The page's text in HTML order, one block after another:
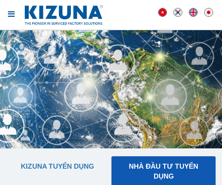
KIZUNA TUYỂN DỤNG
NHÀ ĐẦU TƯ TUYỂN
DỤNG